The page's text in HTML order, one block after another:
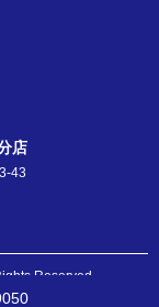
店
43
Reserved.